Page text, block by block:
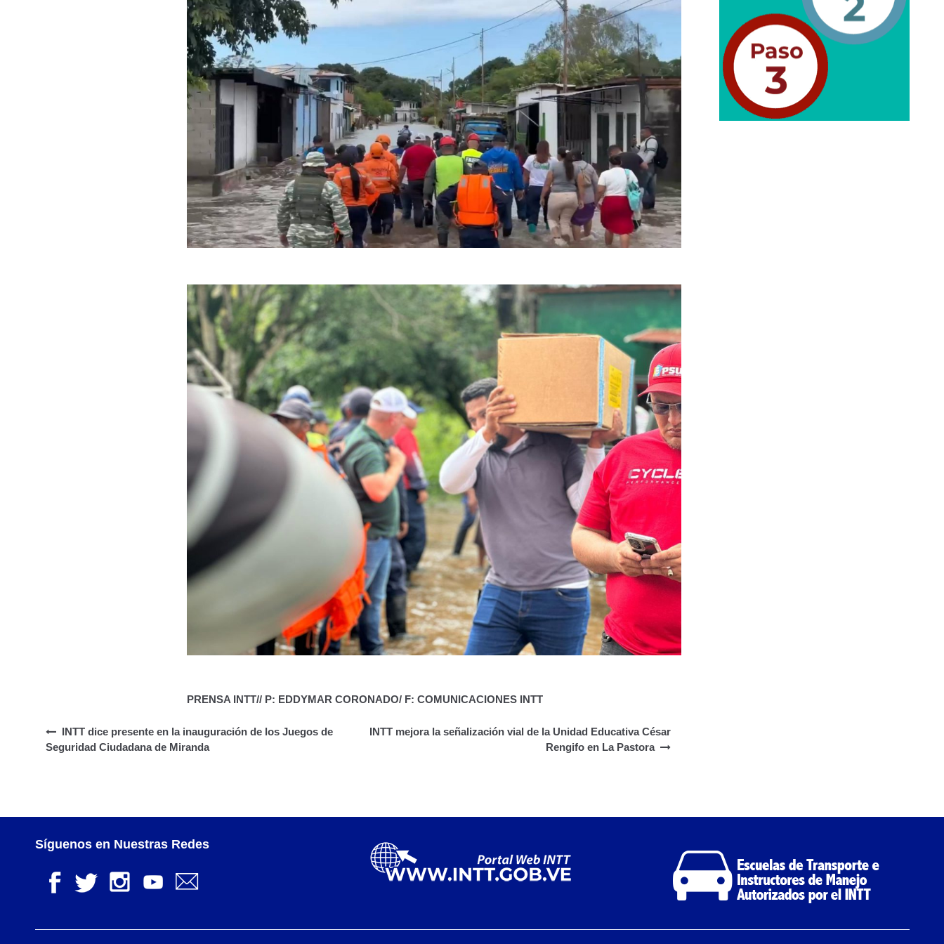
PRENSA INTT// P: EDDYMAR CORONADO/ F: COMUNICACIONES INTT
INTT dice presente en la inauguración de los Juegos de
Seguridad Ciudadana de Miranda
INTT mejora la señalización vial de la Unidad Educativa César
Rengifo en La Pastora
Síguenos en Nuestras Redes